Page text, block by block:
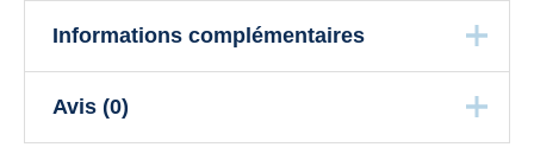
Informations complémentaires
Poids
Avis (0)